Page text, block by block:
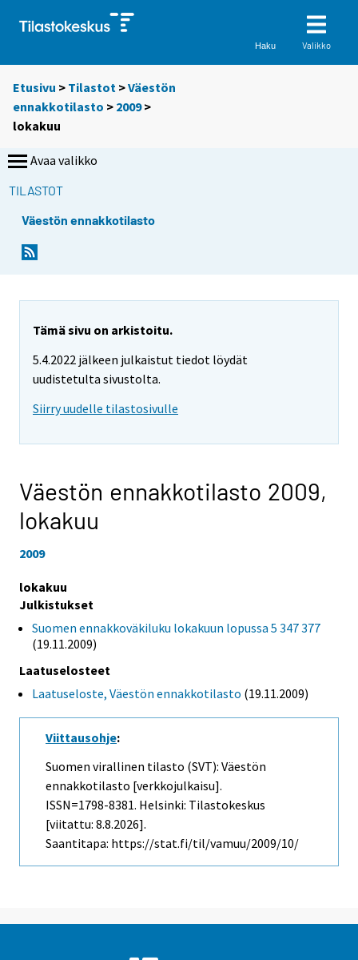
Haku Valikko
Etusivu > Tilastot >Väestön
ennakkotilasto > 2009>
lokakuu
Avaa valikko
TILASTOT
Väestön ennakkotilasto
Tämä sivu on arkistoitu.
5.4.2022 jälkeen julkaistut tiedot löydät
uudistetulta sivustolta.
Siirry uudelle tilastosivulle
Väestön ennakkotilasto 2009,
lokakuu
2009
lokakuu
Julkistukset
Suomen ennakkoväkiluku lokakuun lopussa 5 347 377
(19.11.2009)
Laatuselosteet
Laatuseloste, Väestön ennakkotilasto (19.11.2009)
Viittausohje:
Suomen virallinen tilasto (SVT): Väestön
ennakkotilasto [verkkojulkaisu].
ISSN=1798-8381. Helsinki: Tilastokeskus
[viitattu: 8.8.2026].
Saantitapa: https://stat.fi/til/vamuu/2009/10/